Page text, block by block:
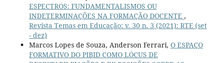
ESPECTROS: FUNDAMENTALISMOS OU
INDETERMINAÇÕES NA FORMAÇÃO DOCENTE ,
Revista Temas em Educação: v. 30 n. 3 (2021): RTE (set
- dez)
Marcos Lopes de Souza, Anderson Ferrari, O ESPAÇO
FORMATIVO DO PIBID COMO LÓCUS DE